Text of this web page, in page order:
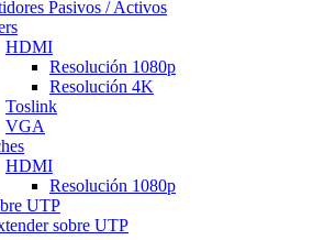
Pasivos / Activos
HDMI
Resolución 1080p
Resolución 4K
Toslink
VGA
HDMI
Resolución 1080p
UTP
sobre UTP